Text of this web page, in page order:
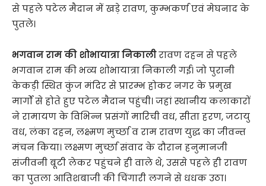
से पहले पटेल मैदान में खड़े रावण, कुम्भकर्ण एवं मेघनाद के
पुतले।
भगवान राम की शोभायात्रा निकालीरावण दहन से पहले
भगवान राम की भव्य शोभायात्रा निकाली गई। जो पुरानी
केकड़ी स्थित कुंज मंदिर से प्रारम्भ होकर नगर के प्रमुख
मार्गों से होते हुए पटेल मैदान पहुंची। जहां स्थानीय कलाकारों
ने रामायण के विभिन्न प्रसंगों मारिची वध, सीता हरण, जटायु
वध, लंका दहन, लक्ष्मण मुर्च्छा व राम रावण युद्ध का जीवन्त
मंचन किया। लक्ष्मण मुर्च्छा संवाद के दौरान हनुमानजी
संजीवनी बूटी लेकर पहुंचने ही वाले थे, उससे पहले ही रावण
का पुतला आतिशबाजी की चिंगारी लगने से धधक उठा।